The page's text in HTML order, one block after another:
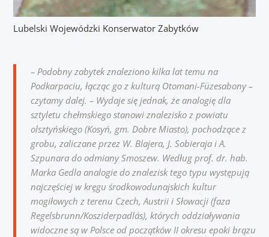
Lubelski Wojewódzki Konserwator Zabytków
– Podobny zabytek znaleziono kilka lat temu na
Podkarpaciu, łącząc go z kulturą Otomani-Füzesabony –
czytamy dalej. – Wydaje się jednak, że analogię dla
sztyletu chełmskiego stanowi znalezisko z powiatu
olsztyńskiego (Kosyń, gm. Dobre Miasto), pochodzące z
grobu, zaliczane przez W. Blajera, J. Sobieraja i A.
Szpunara do odmiany Smoszew. Według prof. dr. hab.
Marka Gedla analogie do znalezisk tego typu występują
najczęściej w kręgu środkowodunajskich kultur
mogiłowych z terenu Czech, Austrii i Słowacji (faza
Regelsbrunn/Kosziderpadlás), których oddziaływania
widoczne są w Polsce od początków II okresu epoki brązu